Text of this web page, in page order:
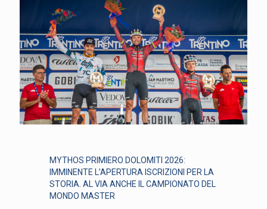
MYTHOS PRIMIERO DOLOMITI 2026:
IMMINENTE L’APERTURA ISCRIZIONI PER LA
STORIA. AL VIA ANCHE IL CAMPIONATO DEL
MONDO MASTER